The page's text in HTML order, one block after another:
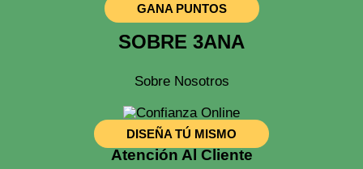
GANA PUNTOS
SOBRE 3ANA
Sobre Nosotros
DISEÑA TÚ MISMO
Atención Al Cliente